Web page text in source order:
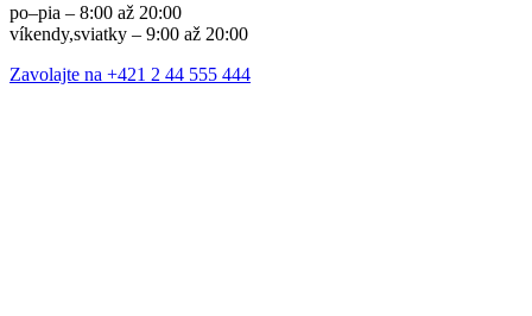
po–pia – 8:00 až 20:00
víkendy,sviatky – 9:00 až 20:00
Zavolajte na +421 2 44 555 444